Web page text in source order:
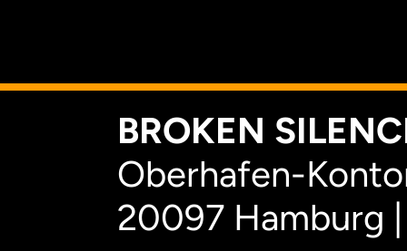
BROKEN
Oberhafen-
20097 Hamburg